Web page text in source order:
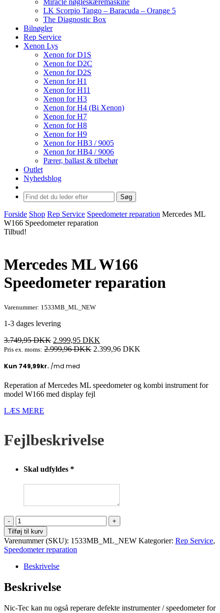
Miracle nøgleskæremaskine
LK Scorpio Tango – Baracuda – Orange 5
The Diagnostic Box
Bilnøgler
Rep Service
Xenon Lys
Xenon for D1S
Xenon for D2C
Xenon for D2S
Xenon for H1
Xenon for H11
Xenon for H3
Xenon for H4 (Bi Xenon)
Xenon for H7
Xenon for H8
Xenon for H9
Xenon for HB3 / 9005
Xenon for HB4 / 9006
Pærer, ballast & tilbehør
Outlet
Nyhedsblog
Søg
Forside Shop Rep Service Speedometer reparation Mercedes ML
W166 Speedometer reparation
Tilbud!
Mercedes ML W166
Speedometer reparation
Varenummer: 1533MB_ML_NEW
1-3 dages levering
3.749,95DKK Den
oprindelige
var:
2.999,95 DKK
aktuelle
Pris ex. moms: 2.999,96DKK 2.399,96 DKK
Reperation af Mercedes ML speedometer og kombi instrument for
model W166 med display fejl
LÆS MERE
Fejlbeskrivelse
Skal udfyldes *
Mercedes
ML
W166
Speedometer
reparation
antal
Tilføj til kurv
Varenummer (SKU): 1533MB_ML_NEW Kategorier: Rep Service,
Speedometer reparation
Beskrivelse
Beskrivelse
Nic-Tec kan nu også reperare defekte instrumenter / speedometer for